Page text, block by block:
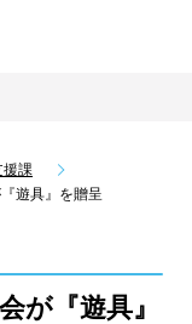
援課
遊具』を贈呈
が『遊具』